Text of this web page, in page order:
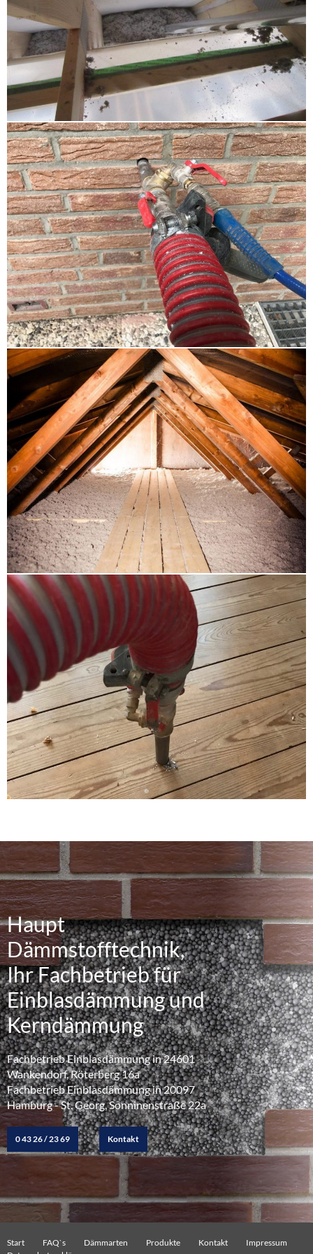
energetische Sanierung Marne Meldorf,
Dachdämmung Itzehoe Kellinghusen
Hohenlockstedt,Innendämmung Kreis Steinburg,
Zellulosedämmung Heide Husum Büsum,
Hohlraumdämmung Schenefeld Sülldorf,
Kellerdeckendämmung Kronshagen
Hohlschichtisolierung Halstenbek
Einblasen
Heiligenhafen,Kellerdeckendämmung Alsterdorf
Winterhude Eppendorf,Dachbodendämmung Bad
Schwartau,HK 33 Schwentinental,Dämmung Amt
Molfsee,Dachbodendämmung Ahrensburg
Grosshansdorf,Wärmedämmung Bad Bramstedt,
Gebäudedämmung Flensburg,energetische
Sanierung Ahrensburg Grosshansdorf,Brandschutz
Einblasdämmung Dithmarschen
Haupt
Dämmstofftechnik,
Ihr Fachbetrieb für
Einblasdämmung und
Kerndämmung
Fachbetrieb Einblasdämmung in 24601
Wankendorf, Röterberg 16a
Fachbetrieb Einblasdämmung in 20097
Hamburg - St. Georg, Sonninenstraße 22a
0 43 26 / 23 69 Kontakt
Start FAQ`s Dämmarten Produkte Kontakt
Impressum